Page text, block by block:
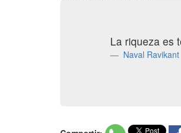
La riqueza es
Naval Ravikant